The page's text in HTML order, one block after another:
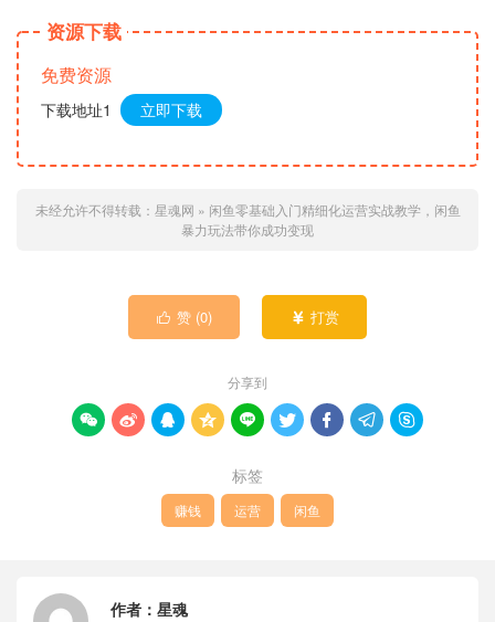
资源下载
免费资源
下载地址1 立即下载
未经允许不得转载： 星魂网 » 闲鱼零基础入门精细化运营实战教学，闲鱼
暴力玩法带你成功变现
 赞 (0)  打赏
分享到
        
标签
赚钱 运营 闲鱼
作者： 星魂